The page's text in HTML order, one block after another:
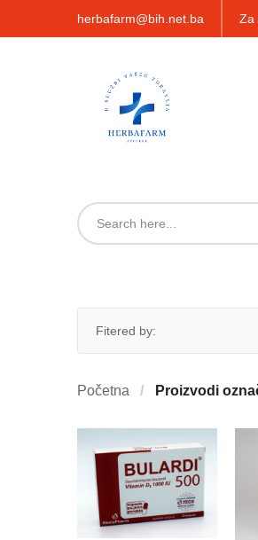
herbafarm@bih.net.ba Za
Fitered by:
Početna Proizvodi